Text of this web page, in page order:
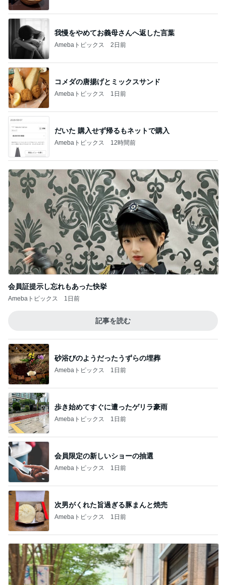
我慢をやめてお義母さんへ返した言葉
Amebaトピックス 2日前
コメダの唐揚げとミックスサンド
Amebaトピックス 1日前
だいた 購入せず帰るもネットで購入
Amebaトピックス 12時間前
会員証提示し忘れもあった快挙
Amebaトピックス 1日前
記事を読む
砂浴びのようだったうずらの埋葬
Amebaトピックス 1日前
歩き始めてすぐに遭ったゲリラ豪雨
Amebaトピックス 1日前
会員限定の新しいショーの抽選
Amebaトピックス 1日前
次男がくれた旨過ぎる豚まんと焼売
Amebaトピックス 1日前